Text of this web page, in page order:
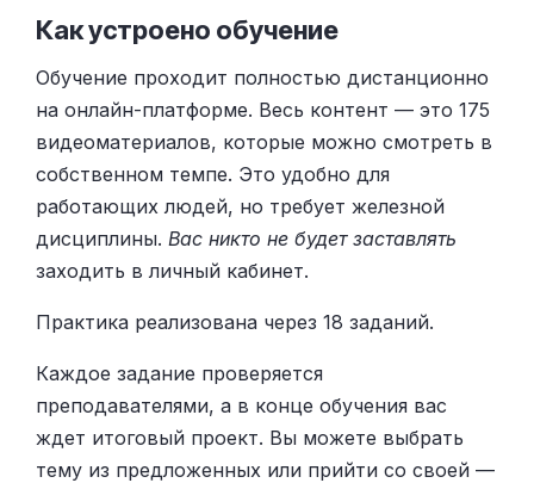
Как устроено обучение
Обучение проходит полностью дистанционно
на онлайн-платформе. Весь контент — это 175
видеоматериалов, которые можно смотреть в
собственном темпе. Это удобно для
работающих людей, но требует железной
дисциплины. Вас никто не будет заставлять
заходить в личный кабинет.
Практика реализована через 18 заданий.
Каждое задание проверяется
преподавателями, а в конце обучения вас
ждет итоговый проект. Вы можете выбрать
тему из предложенных или прийти со своей —